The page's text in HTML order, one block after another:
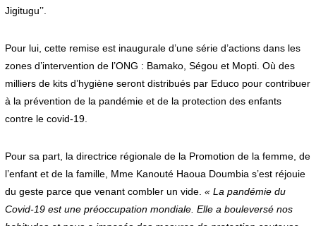
Jigitugu’’.
Pour lui, cette remise est inaugurale d’une série d’actions dans les
zones d’intervention de l’ONG : Bamako, Ségou et Mopti. Où des
milliers de kits d’hygiène seront distribués par Educo pour contribuer
à la prévention de la pandémie et de la protection des enfants
contre le covid-19.
Pour sa part, la directrice régionale de la Promotion de la femme, de
l’enfant et de la famille, Mme Kanouté Haoua Doumbia s’est réjouie
du geste parce que venant combler un vide. « La pandémie du
Covid-19 est une préoccupation mondiale. Elle a bouleversé nos